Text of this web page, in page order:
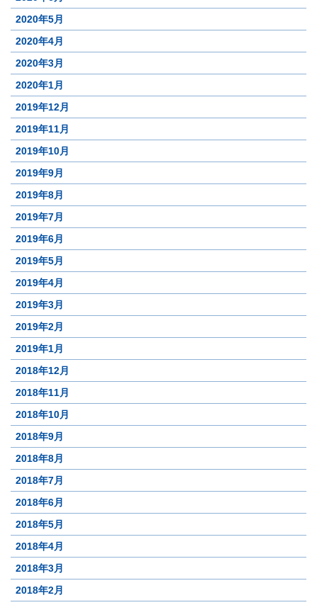
2020年5月
2020年4月
2020年3月
2020年1月
2019年12月
2019年11月
2019年10月
2019年9月
2019年8月
2019年7月
2019年6月
2019年5月
2019年4月
2019年3月
2019年2月
2019年1月
2018年12月
2018年11月
2018年10月
2018年9月
2018年8月
2018年7月
2018年6月
2018年5月
2018年4月
2018年3月
2018年2月